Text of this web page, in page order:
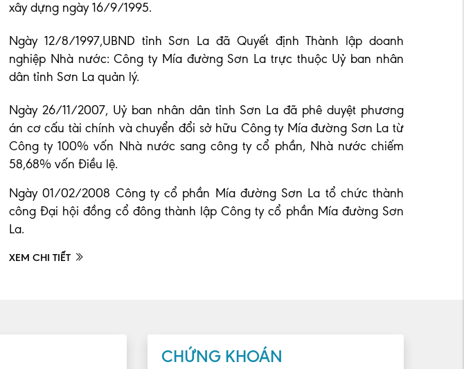
xây dựng ngày 16/9/1995.
Ngày 12/8/1997,UBND tỉnh Sơn La đã Quyết định Thành lập doanh
nghiệp Nhà nước: Công ty Mía đường Sơn La trực thuộc Uỷ ban nhân
dân tỉnh Sơn La quản lý.
Ngày 26/11/2007, Uỷ ban nhân dân tỉnh Sơn La đã phê duyệt phương
án cơ cấu tài chính và chuyển đổi sở hữu Công ty Mía đường Sơn La từ
Công ty 100% vốn Nhà nước sang công ty cổ phần, Nhà nước chiếm
58,68% vốn Điều lệ.
Ngày 01/02/2008 Công ty cổ phần Mía đường Sơn La tổ chức thành
công Đại hội đồng cổ đông thành lập Công ty cổ phần Mía đường Sơn
La.
XEM CHI TIẾT
CHỨNG KHOÁN